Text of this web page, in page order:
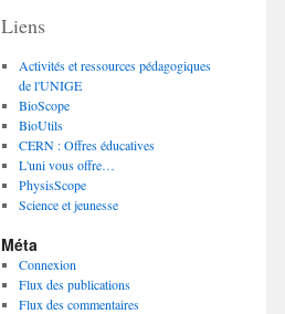
Liens
Activités et ressources pédagogiques
de l'UNIGE
BioScope
BioUtils
CERN : Offres éducatives
L'uni vous offre…
PhysisScope
Science et jeunesse
Méta
Connexion
Flux des publications
Flux des commentaires